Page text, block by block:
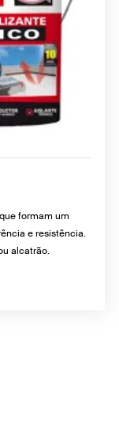
formam um
e resistência.
alcatrão.